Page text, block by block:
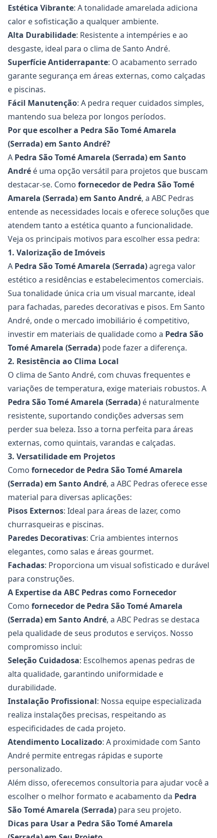
Estética Vibrante: A tonalidade amarelada adiciona
calor e sofisticação a qualquer ambiente.
Alta Durabilidade: Resistente a intempéries e ao
desgaste, ideal para o clima de Santo André.
Superfície Antiderrapante: O acabamento serrado
garante segurança em áreas externas, como calçadas
e piscinas.
Fácil Manutenção: A pedra requer cuidados simples,
mantendo sua beleza por longos períodos.
Por que escolher a Pedra São Tomé Amarela
(Serrada) em Santo André?
A Pedra São Tomé Amarela (Serrada) em Santo
André é uma opção versátil para projetos que buscam
destacar-se. Como fornecedor de Pedra São Tomé
Amarela (Serrada) em Santo André, a ABC Pedras
entende as necessidades locais e oferece soluções que
atendem tanto a estética quanto a funcionalidade.
Veja os principais motivos para escolher essa pedra:
1. Valorização de Imóveis
A Pedra São Tomé Amarela (Serrada)agrega valor
estético a residências e estabelecimentos comerciais.
Sua tonalidade única cria um visual marcante, ideal
para fachadas, paredes decorativas e pisos. Em Santo
André, onde o mercado imobiliário é competitivo,
investir em materiais de qualidade como a Pedra São
Tomé Amarela (Serrada) pode fazer a diferença.
2. Resistência ao Clima Local
O clima de Santo André, com chuvas frequentes e
variações de temperatura, exige materiais robustos. A
Pedra São Tomé Amarela (Serrada) é naturalmente
resistente, suportando condições adversas sem
perder sua beleza. Isso a torna perfeita para áreas
externas, como quintais, varandas e calçadas.
3. Versatilidade em Projetos
Como fornecedor de Pedra São Tomé Amarela
(Serrada) em Santo André, a ABC Pedras oferece esse
material para diversas aplicações:
Pisos Externos: Ideal para áreas de lazer, como
churrasqueiras e piscinas.
Paredes Decorativas: Cria ambientes internos
elegantes, como salas e áreas gourmet.
Fachadas: Proporciona um visual sofisticado e durável
para construções.
A Expertise da ABC Pedras como Fornecedor
Como fornecedor de Pedra São Tomé Amarela
(Serrada) em Santo André, a ABC Pedras se destaca
pela qualidade de seus produtos e serviços. Nosso
compromisso inclui:
Seleção Cuidadosa: Escolhemos apenas pedras de
alta qualidade, garantindo uniformidade e
durabilidade.
Instalação Profissional: Nossa equipe especializada
realiza instalações precisas, respeitando as
especificidades de cada projeto.
Atendimento Localizado: A proximidade com Santo
André permite entregas rápidas e suporte
personalizado.
Além disso, oferecemos consultoria para ajudar você a
escolher o melhor formato e acabamento da Pedra
São Tomé Amarela (Serrada) para seu projeto.
Dicas para Usar a Pedra São Tomé Amarela